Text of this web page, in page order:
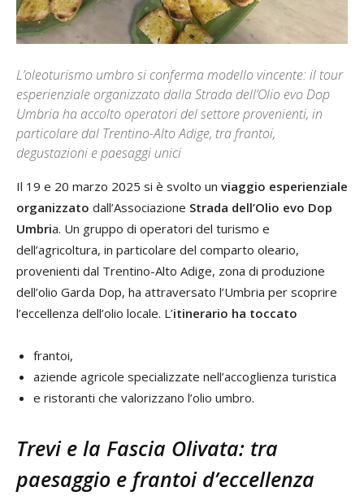
L’oleoturismo umbro si conferma modello vincente: il tour
esperienziale organizzato dalla Strada dell’Olio evo Dop
Umbria ha accolto operatori del settore provenienti, in
particolare dal Trentino-Alto Adige, tra frantoi,
degustazioni e paesaggi unici
Il 19 e 20 marzo 2025 si è svolto un viaggio esperienziale
organizzato dall’Associazione Strada dell’Olio evo Dop
Umbria. Un gruppo di operatori del turismo e
dell’agricoltura, in particolare del comparto oleario,
provenienti dal Trentino-Alto Adige, zona di produzione
dell’olio Garda Dop, ha attraversato l’Umbria per scoprire
l’eccellenza dell’olio locale. L’itinerario ha toccato
frantoi,
aziende agricole specializzate nell’accoglienza turistica
e ristoranti che valorizzano l’olio umbro.
Trevi e la Fascia Olivata: tra
paesaggio e frantoi d’eccellenza